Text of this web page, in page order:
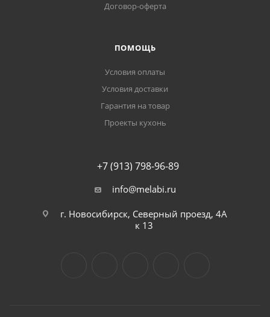
Договор-оферта
ПОМОЩЬ
Условия оплаты
Условия доставки
Гарантия на товар
Проекты кухонь
+7 (913) 798-96-89
info@melabi.ru
г. Новосибирск, Северный проезд, 4А
к 13